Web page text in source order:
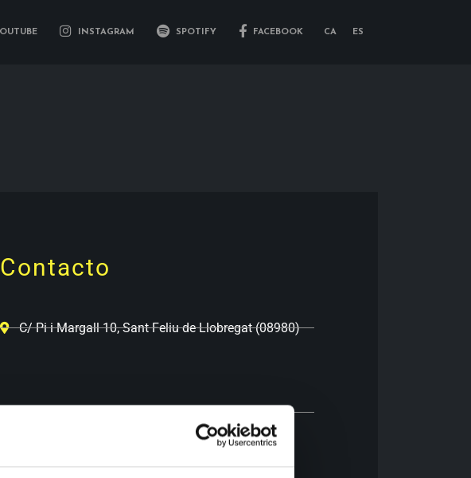
INSTAGRAM SPOTIFY FACEBOOK CA ES
Contacto
C/ Pi i Margall 10, Sant Feliu de Llobregat (08980)